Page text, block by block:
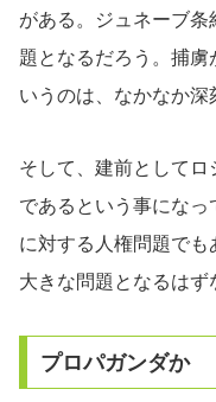
がある。ジュネーブ
題となるだろう。捕虜
いうのは、なかなか深
そして、建前として
であるという事にな
に対する人権問題で
大きな問題となるはず
プロパガンダか